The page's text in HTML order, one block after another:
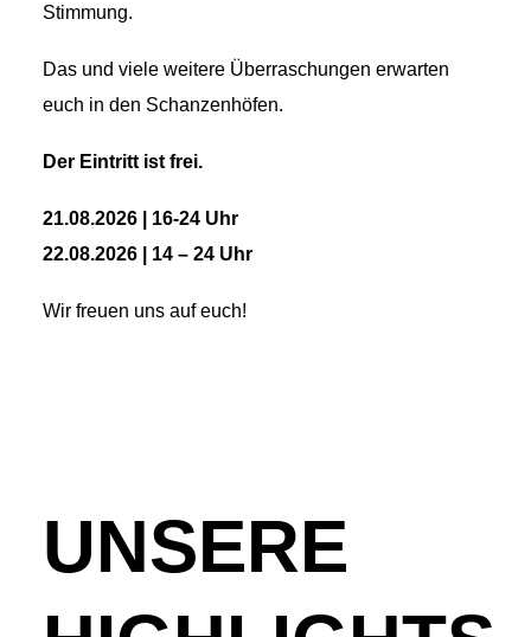
Stimmung.
Das und viele weitere Überraschungen erwarten
euch in den Schanzenhöfen.
Der Eintritt ist frei.
21.08.2026 | 16-24 Uhr
22.08.2026 | 14 – 24 Uhr
Wir freuen uns auf euch!
UNSERE